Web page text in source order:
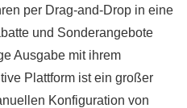
per Drag-and-Drop in eine
und Sonderangebote
Ausgabe mit ihrem
Plattform ist ein großer
Konfiguration von